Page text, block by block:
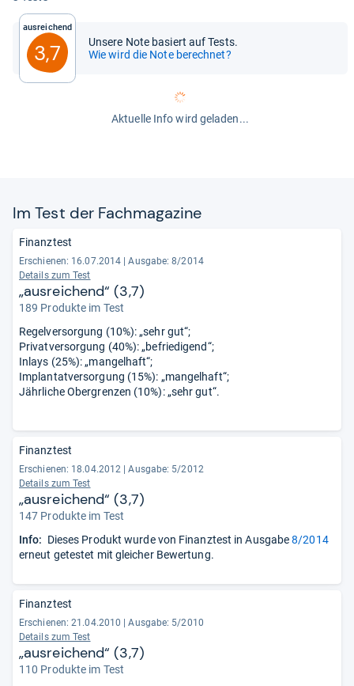
Ausreichend
3,7
Unsere Note basiert auf Tests.
Wie wird die Note berechnet?
Aktuelle Info wird geladen...
Im Test der Fach­ma­ga­zine
Finanztest
Erschienen: 16.07.2014
Ausgabe: 8/2014
Details zum Test
„ausreichend“ (3,7)
189 Produkte im Test
Regelversorgung (10%): „sehr gut“;
Privatversorgung (40%): „befriedigend“;
Inlays (25%): „mangelhaft“;
Implantatversorgung (15%): „mangelhaft“;
Jährliche Obergrenzen (10%): „sehr gut“.
Finanztest
Erschienen: 18.04.2012
Ausgabe: 5/2012
Details zum Test
„ausreichend“ (3,7)
147 Produkte im Test
Info: Dieses Produkt wurde von Finanztest in Ausgabe8/2014
erneut getestet mit gleicher Bewertung.
Finanztest
Erschienen: 21.04.2010
Ausgabe: 5/2010
Details zum Test
„ausreichend“ (3,7)
110 Produkte im Test